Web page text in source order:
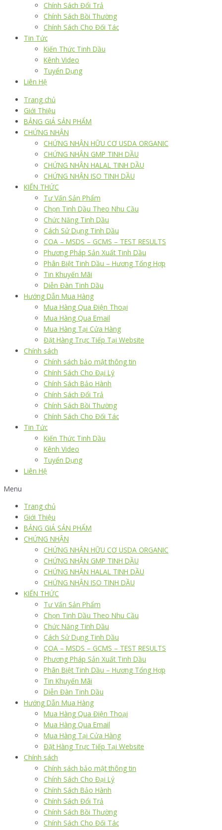
Chính Sách Đổi Trả
Chính Sách Bồi Thường
Chính Sách Cho Đối Tác
Tin Tức
Kiến Thức Tinh Dầu
Kênh Video
Tuyển Dụng
Liên Hệ
Trang chủ
Giới Thiệu
BẢNG GIÁ SẢN PHẨM
CHỨNG NHẬN
CHỨNG NHẬN HỮU CƠ USDA ORGANIC
CHỨNG NHẬN GMP TINH DẦU
CHỨNG NHẬN HALAL TINH DẦU
CHỨNG NHẬN ISO TINH DẦU
KIẾN THỨC
Tư Vấn Sản Phẩm
Chọn Tinh Dầu Theo Nhu Cầu
Chức Năng Tinh Dầu
Cách Sử Dụng Tinh Dầu
COA – MSDS – GCMS – TEST RESULTS
Phương Pháp Sản Xuất Tinh Dầu
Phân Biệt Tinh Dầu – Hương Tổng Hợp
Tin Khuyến Mãi
Diễn Đàn Tinh Dầu
Hướng Dẫn Mua Hàng
Mua Hàng Qua Điện Thoại
Mua Hàng Qua Email
Mua Hàng Tại Cửa Hàng
Đặt Hàng Trực Tiếp Tại Website
Chính sách
Chính sách bảo mật thông tin
Chính Sách Cho Đại Lý
Chính Sách Bảo Hành
Chính Sách Đổi Trả
Chính Sách Bồi Thường
Chính Sách Cho Đối Tác
Tin Tức
Kiến Thức Tinh Dầu
Kênh Video
Tuyển Dụng
Liên Hệ
Menu
Trang chủ
Giới Thiệu
BẢNG GIÁ SẢN PHẨM
CHỨNG NHẬN
CHỨNG NHẬN HỮU CƠ USDA ORGANIC
CHỨNG NHẬN GMP TINH DẦU
CHỨNG NHẬN HALAL TINH DẦU
CHỨNG NHẬN ISO TINH DẦU
KIẾN THỨC
Tư Vấn Sản Phẩm
Chọn Tinh Dầu Theo Nhu Cầu
Chức Năng Tinh Dầu
Cách Sử Dụng Tinh Dầu
COA – MSDS – GCMS – TEST RESULTS
Phương Pháp Sản Xuất Tinh Dầu
Phân Biệt Tinh Dầu – Hương Tổng Hợp
Tin Khuyến Mãi
Diễn Đàn Tinh Dầu
Hướng Dẫn Mua Hàng
Mua Hàng Qua Điện Thoại
Mua Hàng Qua Email
Mua Hàng Tại Cửa Hàng
Đặt Hàng Trực Tiếp Tại Website
Chính sách
Chính sách bảo mật thông tin
Chính Sách Cho Đại Lý
Chính Sách Bảo Hành
Chính Sách Đổi Trả
Chính Sách Bồi Thường
Chính Sách Cho Đối Tác